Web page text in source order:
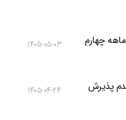
چهارم
۱۴۰۵-۰۵-۰۳
پذیرش
۱۴۰۵-۰۴-۲۴